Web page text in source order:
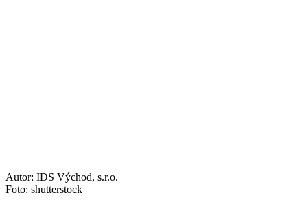
Autor: IDS Východ, s.r.o.
Foto: shutterstock